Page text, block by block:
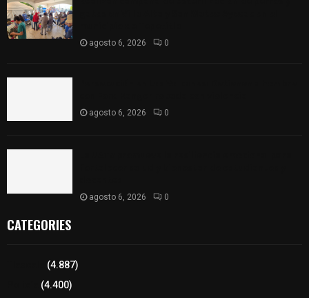
agosto 6, 2026 0
agosto 6, 2026 0
agosto 6, 2026 0
CATEGORIES
(4.887)
(4.400)